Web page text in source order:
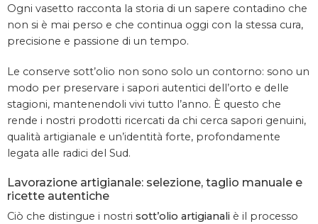
Ogni vasetto racconta la storia di un sapere contadino che
non si è mai perso e che continua oggi con la stessa cura,
precisione e passione di un tempo.
Le conserve sott’olio non sono solo un contorno: sono un
modo per preservare i sapori autentici dell’orto e delle
stagioni, mantenendoli vivi tutto l’anno. È questo che
rende i nostri prodotti ricercati da chi cerca sapori genuini,
qualità artigianale e un’identità forte, profondamente
legata alle radici del Sud.
Lavorazione artigianale: selezione, taglio manuale e
ricette autentiche
Ciò che distingue i nostri sott’olio artigianali è il processo